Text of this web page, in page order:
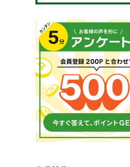
農業資材
作業用品
補修部品